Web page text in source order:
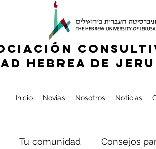
HEBREA de
Inicio Novias Nosotros Noticias
Tu comunidad Consejos